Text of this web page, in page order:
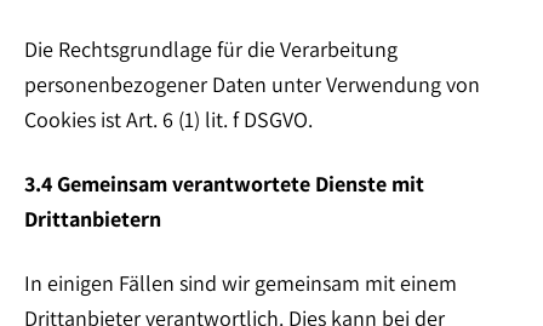
Die Rechtsgrundlage für die Verarbeitung
personenbezogener Daten unter Verwendung von
Cookies ist Art. 6 (1) lit. f DSGVO.
3.4 Gemeinsam verantwortete Dienste mit
Drittanbietern
In einigen Fällen sind wir gemeinsam mit einem
Drittanbieter verantwortlich. Dies kann bei der